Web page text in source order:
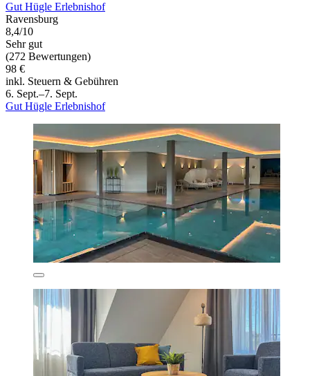
Gut Hügle Erlebnishof
Ravensburg
8,4/10
Sehr gut
(272 Bewertungen)
98 €
inkl. Steuern & Gebühren
6. Sept.–7. Sept.
Gut Hügle Erlebnishof